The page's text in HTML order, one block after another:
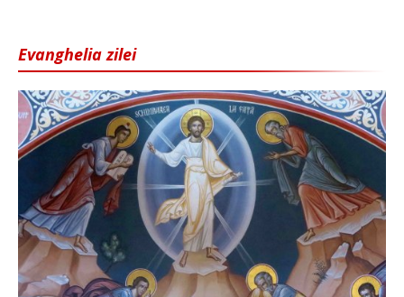
Evanghelia zilei